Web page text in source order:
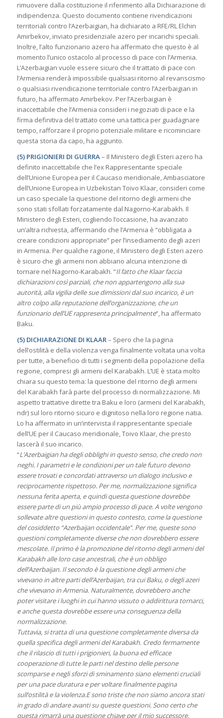
rimuovere dalla costituzione il riferimento alla Dichiarazione di
indipendenza. Questo documento contiene rivendicazioni
territoriali contro l’Azerbaigian, ha dichiarato a RFE/RL Elchin
Amirbekov, inviato presidenziale azero per incarichi speciali.
Inoltre, l’alto funzionario azero ha affermato che questo è al
momento l’unico ostacolo al processo di pace con l’Armenia.
L’Azerbaigian vuole essere sicuro che il trattato di pace con
l’Armenia renderà impossibile qualsiasi ritorno al revanscismo
o qualsiasi rivendicazione territoriale contro l’Azerbaigian in
futuro, ha affermato Amirbekov. Per l’Azerbaigian è
inaccettabile che l’Armenia consideri i negoziati di pace e la
firma definitiva del trattato come una tattica per guadagnare
tempo, rafforzare il proprio potenziale militare e ricominciare
questa storia da capo, ha aggiunto.
(5) PRIGIONIERI DI GUERRA– Il Ministero degli Esteri azero ha
definito inaccettabile che l’ex Rappresentante speciale
dell’Unione Europea per il Caucaso meridionale, Ambasciatore
dell’Unione Europea in Uzbekistan Toivo Klaar, consideri come
un caso speciale la questione del ritorno degli armeni che
sono stati sfollati forzatamente dal Nagorno-Karabakh. Il
Ministero degli Esteri, cogliendo l’occasione, ha avanzato
un’altra richiesta, affermando che l’Armenia è “obbligata a
creare condizioni appropriate” per l’insediamento degli azeri
in Armenia. Per qualche ragione, il Ministero degli Esteri azero
è sicuro che gli armeni non abbiano alcuna intenzione di
tornare nel Nagorno-Karabakh. “Il fatto che Klaar faccia
dichiarazioni così parziali, che non appartengono alla sua
autorità, alla vigilia delle sue dimissioni dal suo incarico, è un
altro colpo alla reputazione dell’organizzazione, che un
funzionario dell’UE rappresenta principalmente“, ha affermato
Baku.
(5) DICHIARAZIONE DI KLAAR– Spero che la pagina
dell’ostilità e della violenza venga finalmente voltata una volta
per tutte, a beneficio di tutti i segmenti della popolazione della
regione, compresi gli armeni del Karabakh. L’UE è stata molto
chiara su questo tema: la questione del ritorno degli armeni
del Karabakh farà parte del processo di normalizzazione. Mi
aspetto trattative dirette tra Baku e loro (armeni del Karabakh,
ndr) sul loro ritorno sicuro e dignitoso nella loro regione natia.
Lo ha affermato in un’intervista il rappresentante speciale
dell’UE per il Caucaso meridionale, Toivo Klaar, che presto
lascerà il suo incarico.
“L’Azerbaigian ha degli obblighi in questo senso, che credo non
neghi. I parametri e le condizioni per un tale futuro devono
essere trovati e concordati attraverso un dialogo inclusivo e
reciprocamente rispettoso. Per me, normalizzazione significa
nessuna ferita aperta, e quindi questa questione dovrebbe
essere parte di un più ampio processo di pace. A volte vengono
sollevate altre questioni in questo contesto, come la questione
del cosiddetto “Azerbaijan occidentale”. Per me, queste sono
questioni completamente diverse che non dovrebbero essere
mescolate. Il primo è la promozione del ritorno degli armeni del
Karabakh alle loro case ancestrali, che è un obbligo
dell’Azerbaijan. Il secondo è la questione degli armeni che
vivevano in altre parti dell’Azerbaijan, tra cui Baku, o degli azeri
che vivevano in Armenia. Naturalmente, dovrebbero anche
poter visitare i luoghi in cui hanno vissuto o addirittura tornarci,
e anche questa dovrebbe essere una conseguenza della
normalizzazione.
Tuttavia, si tratta di una questione completamente diversa da
quella specifica degli armeni del Karabakh. Credo fermamente
che il rilascio di tutti i prigionieri, la buona ed efficace
cooperazione di tutte le parti nel destino delle persone
scomparse e negli sforzi di sminamento siano elementi cruciali
per una pace duratura e per voltare finalmente pagina
sull’ostilità e la violenza.E sono triste che non siamo ancora stati
in grado di andare avanti su queste questioni. Sono certo che
questa rimarrà una questione chiave per il mio successore.